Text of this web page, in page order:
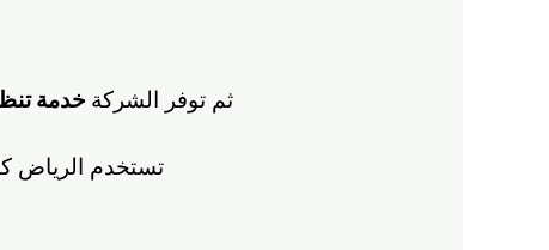
ثم توفر الشركة خدمة
تستخدم الرياض